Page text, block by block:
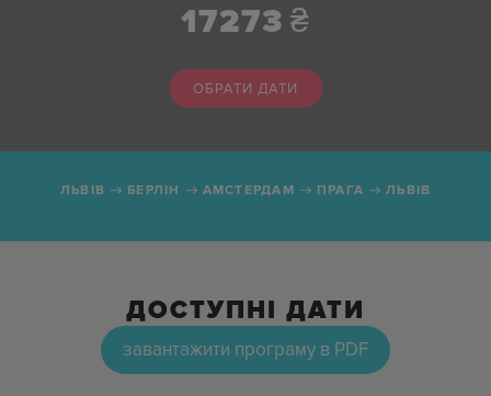
17273 ₴
ОБРАТИ ДАТИ
ЛЬВІВ БЕРЛІН АМСТЕРДАМ ПРАГА ЛЬВІВ
ДОСТУПНІ ДАТИ
завантажити програму в PDF